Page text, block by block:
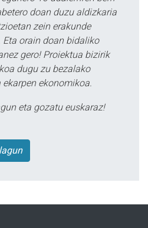
doan duzu aldizkaria
zein erakunde
orain doan bidaliko
gero! Proiektua bizirik
dugu zu bezalako
ekonomikoa.
eta gozatu euskaraz!